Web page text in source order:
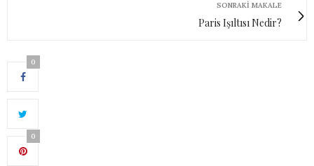
SONRAKI MAKALE
Paris Işıltısı Nedir?
0
0